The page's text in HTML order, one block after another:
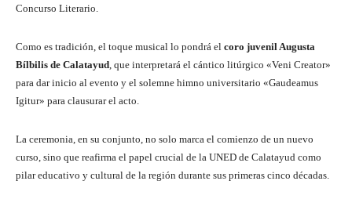
Concurso Literario.
Como es tradición, el toque musical lo pondrá el coro juvenil Augusta
Bílbilis de Calatayud , que interpretará el cántico litúrgico «Veni Creator»
para dar inicio al evento y el solemne himno universitario «Gaudeamus
Igitur» para clausurar el acto.
La ceremonia, en su conjunto, no solo marca el comienzo de un nuevo
curso, sino que reafirma el papel crucial de la UNED de Calatayud como
pilar educativo y cultural de la región durante sus primeras cinco décadas.